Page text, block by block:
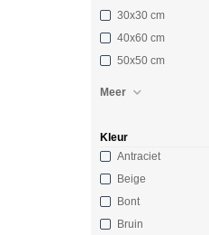
30x30 cm
40x60 cm
50x50 cm
Meer
Kleur
Antraciet
Beige
Bont
Bruin